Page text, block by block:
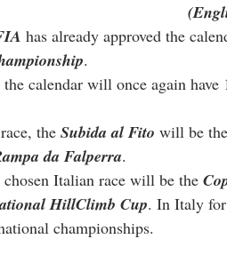
​​has already approved the
.
calendar will once again
the Subida al Fito will be
da Falperra.
Italian race will be the
HillClimb Cup. In Italy for
championships.